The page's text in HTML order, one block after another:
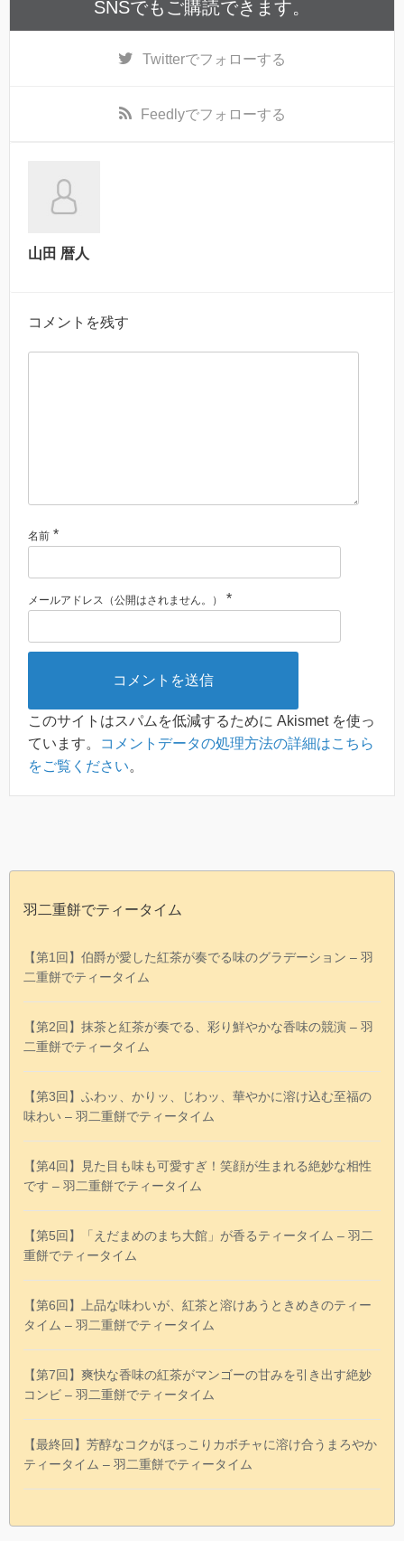
SNSでもご購読できます。
Twitterでフォローする
Feedlyでフォローする
山田 暦人
コメントを残す
名前 *
メールアドレス（公開はされません。） *
このサイトはスパムを低減するために Akismet を使っ
ています。
コメントデータの処理方法の詳細はこちら
をご覧ください。
羽二重餅でティータイム
【第1回】伯爵が愛した紅茶が奏でる味のグラデーション – 羽
二重餅でティータイム
【第2回】抹茶と紅茶が奏でる、彩り鮮やかな香味の競演 – 羽
二重餅でティータイム
【第3回】ふわッ、かりッ、じわッ、華やかに溶け込む至福の
味わい – 羽二重餅でティータイム
【第4回】見た目も味も可愛すぎ！笑顔が生まれる絶妙な相性
です – 羽二重餅でティータイム
【第5回】「えだまめのまち大館」が香るティータイム – 羽二
重餅でティータイム
【第6回】上品な味わいが、紅茶と溶けあうときめきのティー
タイム – 羽二重餅でティータイム
【第7回】爽快な香味の紅茶がマンゴーの甘みを引き出す絶妙
コンビ – 羽二重餅でティータイム
【最終回】芳醇なコクがほっこりカボチャに溶け合うまろやか
ティータイム – 羽二重餅でティータイム